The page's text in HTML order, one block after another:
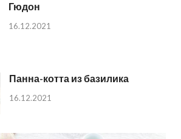
Гюдон
16.12.2021
Панна-котта из базилика
16.12.2021